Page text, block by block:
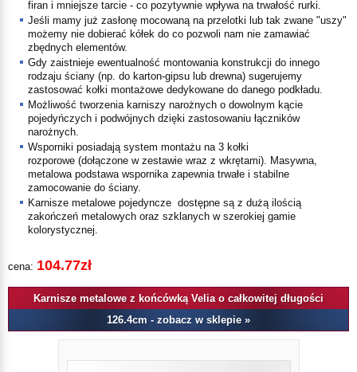
firan i mniejsze tarcie - co pozytywnie wpływa na trwałość rurki.
Jeśli mamy już zasłonę mocowaną na przelotki lub tak zwane "uszy"
możemy nie dobierać kółek do co pozwoli nam nie zamawiać
zbędnych elementów.
Gdy zaistnieje ewentualność montowania konstrukcji do innego
rodzaju ściany (np. do karton-gipsu lub drewna) sugerujemy
zastosować kołki montażowe dedykowane do danego podkładu.
Możliwość tworzenia karniszy narożnych o dowolnym kącie
pojedyńczych i podwójnych dzięki zastosowaniu łączników
narożnych.
Wsporniki posiadają system montażu na 3 kołki
rozporowe (dołączone w zestawie wraz z wkrętami). Masywna,
metalowa podstawa wspornika zapewnia trwałe i stabilne
zamocowanie do ściany.
Karnisze metalowe pojedyncze dostępne są z dużą ilością
zakończeń metalowych oraz szklanych w szerokiej gamie
kolorystycznej.
cena: 104.77zł
Karnisze metalowe z końcówką Velia o całkowitej długości
126.4cm - zobacz w sklepie »